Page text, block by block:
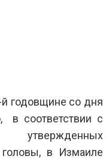
годовщине со дня
в соответствии с
утвержденных
головы, в Измаиле